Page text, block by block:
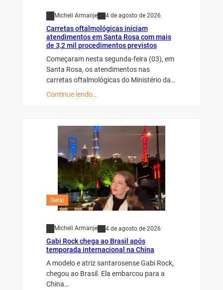
Micheli Armanje 4 de agosto de 2026
Carretas oftalmológicas iniciam
atendimentos em Santa Rosa com mais
de 3,2 mil procedimentos previstos
Começaram nesta segunda-feira (03), em
Santa Rosa, os atendimentos nas
carretas oftalmológicas do Ministério da…
Continue lendo…
Geral
Micheli Armanje 4 de agosto de 2026
Gabi Rock chega ao Brasil após
temporada internacional na China
A modelo e atriz santarosense Gabi Rock,
chegou ao Brasil. Ela embarcou para a
China…